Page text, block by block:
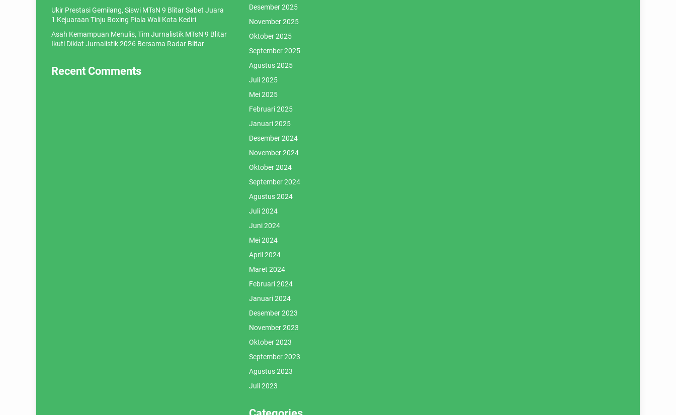
Ukir Prestasi Gemilang, Siswi MTsN 9 Blitar Sabet Juara
1 Kejuaraan Tinju Boxing Piala Wali Kota Kediri
Asah Kemampuan Menulis, Tim Jurnalistik MTsN 9 Blitar
Ikuti Diklat Jurnalistik 2026 Bersama Radar Blitar
Recent Comments
Desember 2025
November 2025
Oktober 2025
September 2025
Agustus 2025
Juli 2025
Mei 2025
Februari 2025
Januari 2025
Desember 2024
November 2024
Oktober 2024
September 2024
Agustus 2024
Juli 2024
Juni 2024
Mei 2024
April 2024
Maret 2024
Februari 2024
Januari 2024
Desember 2023
November 2023
Oktober 2023
September 2023
Agustus 2023
Juli 2023